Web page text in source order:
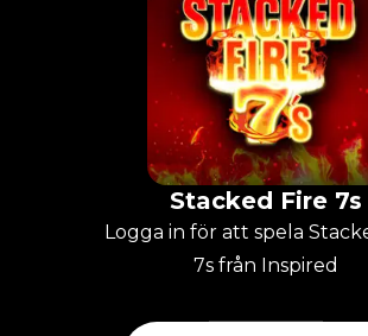
Stacked Fire 7s
Logga in för att spela
7s från Inspired